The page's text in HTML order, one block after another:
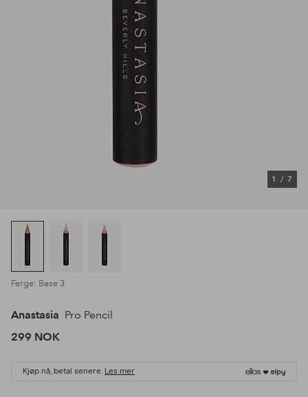
1 / 7
Farge: Base 3
Anastasia Pro Pencil
299 NOK
Kjøp nå, betal senere. Les mer